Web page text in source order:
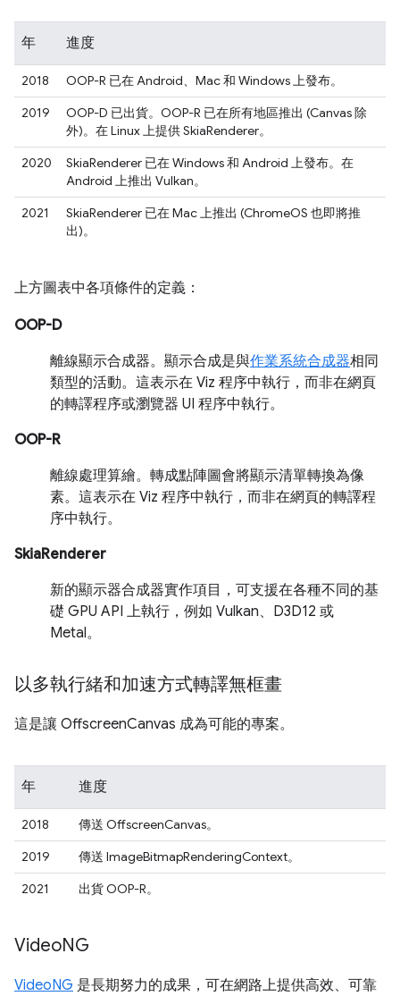
年 進度
2018
OOP-R 已在 Android、Mac 和 Windows 上發布。
2019
OOP-D 已出貨。OOP-R 已在所有地區推出 (Canvas 除
外)。在 Linux 上提供 SkiaRenderer。
2020
SkiaRenderer 已在 Windows 和 Android 上發布。在
Android 上推出 Vulkan。
2021
SkiaRenderer 已在 Mac 上推出 (ChromeOS 也即將推
出)。
上方圖表中各項條件的定義：
OOP-D
離線顯示合成器。顯示合成是與作業系統合成器相同
類型的活動。這表示在 Viz 程序中執行，而非在網頁
的轉譯程序或瀏覽器 UI 程序中執行。
OOP-R
離線處理算繪。轉成點陣圖會將顯示清單轉換為像
素。這表示在 Viz 程序中執行，而非在網頁的轉譯程
序中執行。
SkiaRenderer
新的顯示器合成器實作項目，可支援在各種不同的基
礎 GPU API 上執行，例如 Vulkan、D3D12 或
Metal。
以多執行緒和加速方式轉譯無框畫
這是讓 OffscreenCanvas 成為可能的專案。
年 進度
2018
傳送 OffscreenCanvas。
2019
傳送 ImageBitmapRenderingContext。
2021
出貨 OOP-R。
VideoNG
VideoNG 是長期努力的成果，可在網路上提供高效、可靠